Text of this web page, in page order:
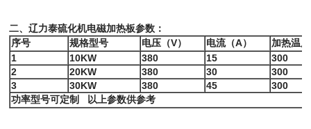
二、辽力泰硫化机电磁加热板参数：
序号
规格型号 电压（V） 电流（A）
加热温
1
10KW 380 15 300
2
20KW 380 30 300
3
30KW 380 45 300
功率型号可定制 以上参数供参考